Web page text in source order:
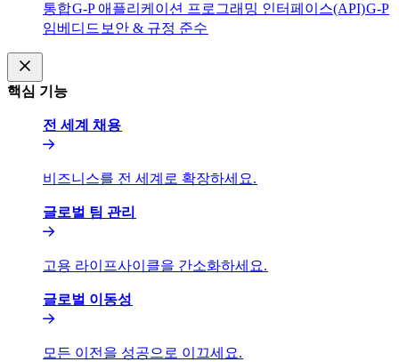
통합​​G-P 애플리케이션 프로그래밍 인터페이스(API)​​G-P
임베디드​​ 보안 & 규정 준수​​
핵심 기능​​
전 세계 채용​​
비즈니스를 전 세계로 확장하세요.​​
글로벌 팀 관리​​
고용 라이프사이클을 간소화하세요.​​
글로벌 이동성​​
모든 이전을 성공으로 이끄세요.​​